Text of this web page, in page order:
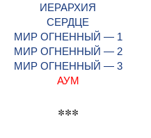
ИЕРАРХИЯ
СЕРДЦЕ
МИР ОГНЕННЫЙ — 1
МИР ОГНЕННЫЙ — 2
МИР ОГНЕННЫЙ — 3
АУМ
***